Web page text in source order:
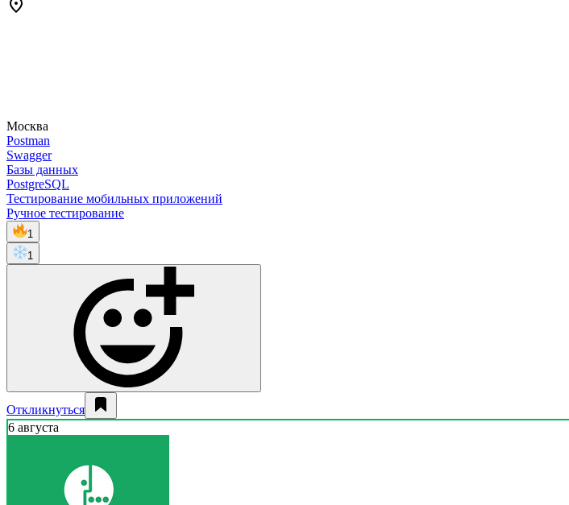
Москва
Postman
Swagger
Базы данных
PostgreSQL
Тестирование мобильных приложений
Ручное тестирование
1
1
Откликнуться
6 августа